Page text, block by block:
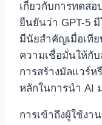
เกี่ยวกับการทดสอ
ยืนยันว่า GPT-5
มีนัยสำคัญเมื่อเที
ความเชื่อมั่นให้กั
การสร้างมัลแวร์ห
หลักในการนำ AI
การเข้าถึงผู้ใช้งา